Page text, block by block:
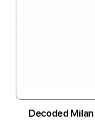
Decoded